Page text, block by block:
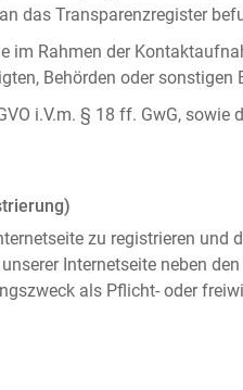
das Transparenzregister
im Rahmen der
Behörden oder sonstigen
i.V.m. § 18 ff. GwG, sowie
zu registrieren und
Internetseite neben
als Pflicht- oder